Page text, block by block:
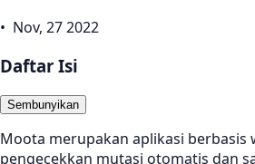
• Nov, 27 2022
Daftar Isi
Sembunyikan
Moota merupakan aplikasi berbasis
pengecekkan mutasi otomatis dan